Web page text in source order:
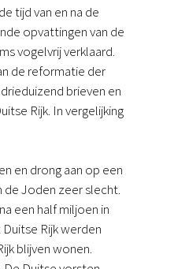
tijd van en na de
opvattingen van de
vogelvrij verklaard.
de reformatie der
brieven en
Rijk. In vergelijking
en drong aan op een
de Joden zeer slecht.
een half miljoen in
Rijk werden
blijven wonen.